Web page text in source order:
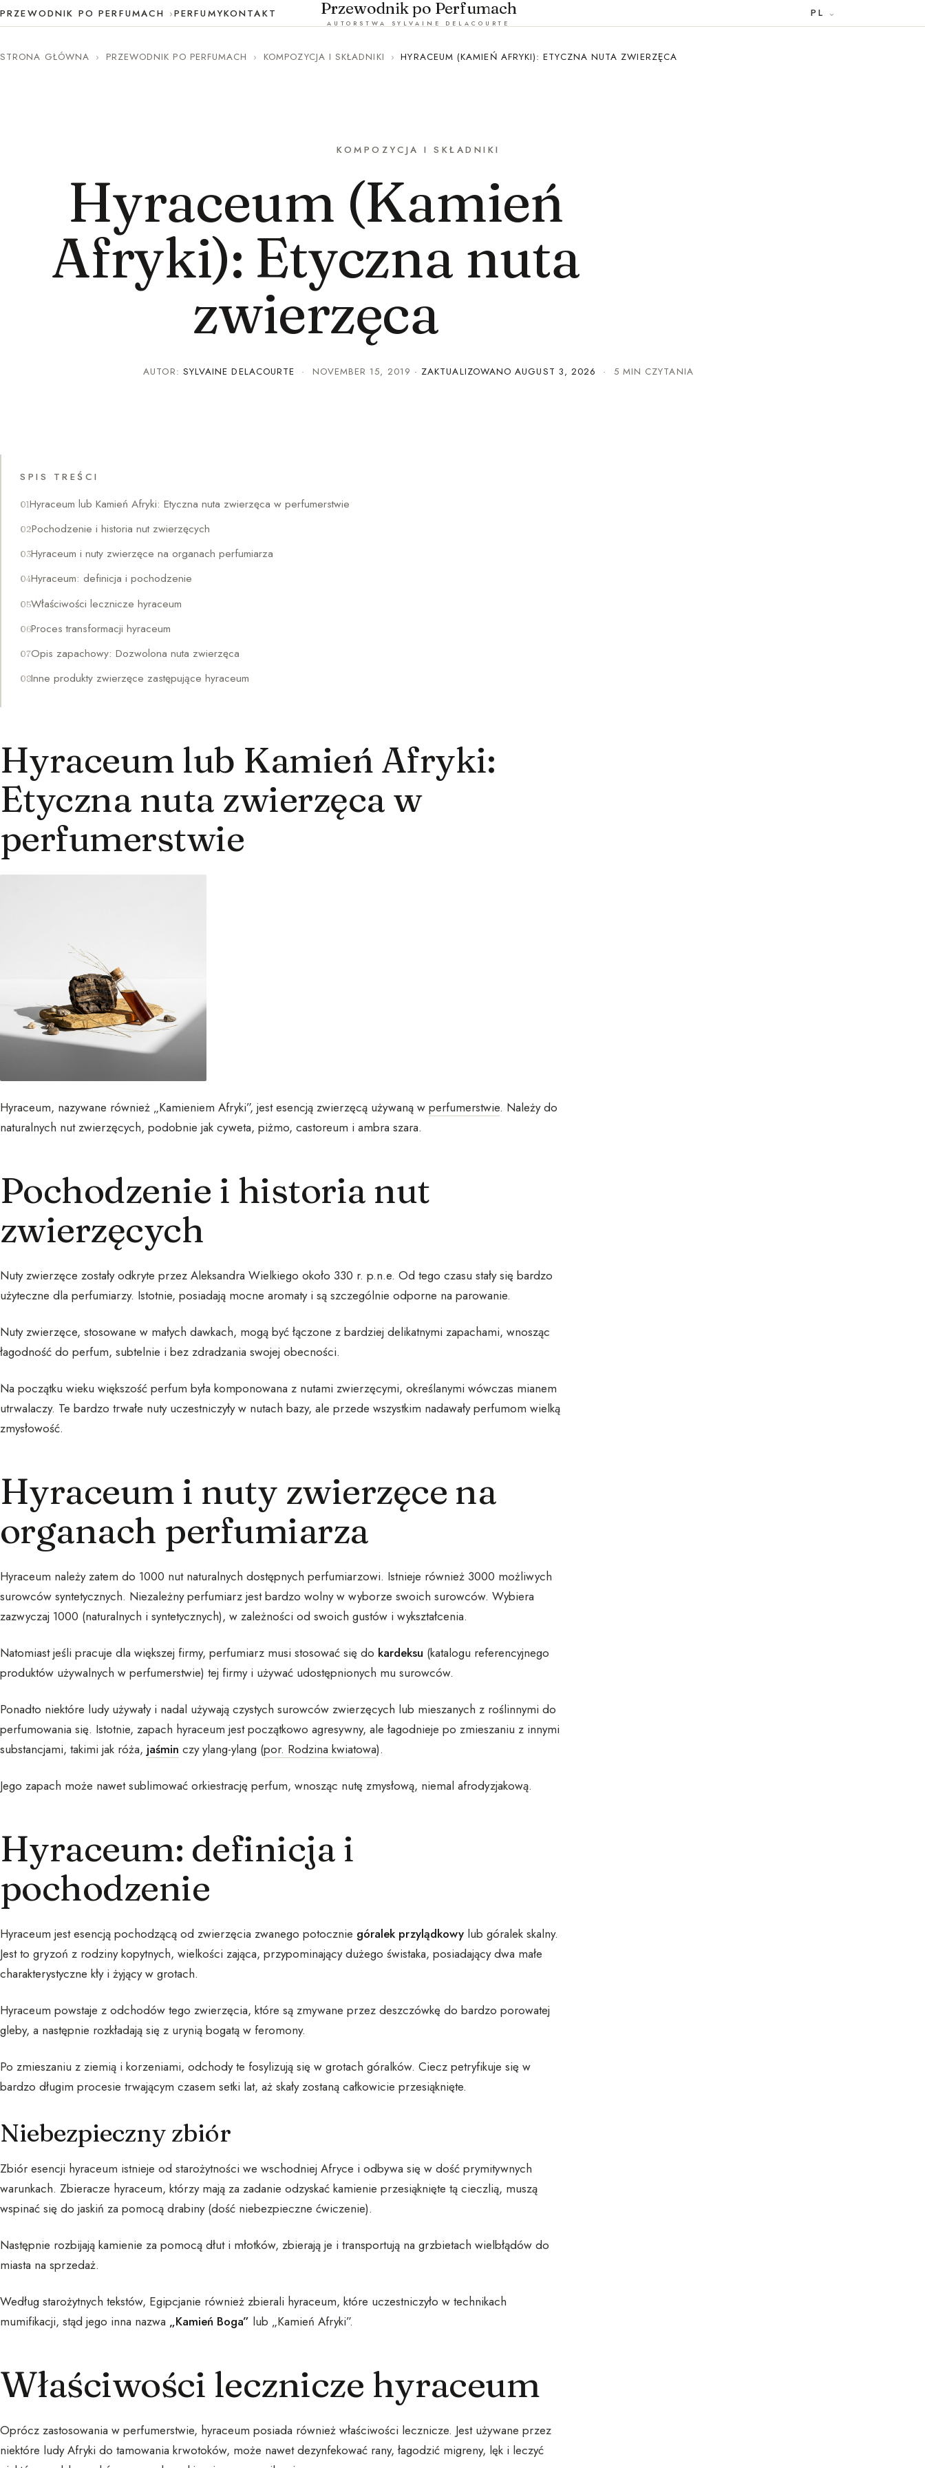
PRZEWODNIK PO PERFUMACH PERFUMYKONTAKT Przewodnik po Perfumach
AUTORSTWA SYLVAINE DELACOURTE
PL
STRONA GŁÓWNA › PRZEWODNIK PO PERFUMACH › KOMPOZYCJA I SKŁADNIKI › HYRACEUM (KAMIEŃ AFRYKI): ETYCZNA NUTA ZWIERZĘCA
KOMPOZYCJA I SKŁADNIKI
Hyraceum (Kamień
Afryki): Etyczna nuta
zwierzęca
AUTOR: SYLVAINE DELACOURTE · NOVEMBER 15, 2019 · ZAKTUALIZOWANOAUGUST 3, 2026 · 5 MIN CZYTANIA
SPIS TREŚCI
Hyraceum lub Kamień Afryki: Etyczna nuta zwierzęca w perfumerstwie
Pochodzenie i historia nut zwierzęcych
Hyraceum i nuty zwierzęce na organach perfumiarza
Hyraceum: definicja i pochodzenie
Właściwości lecznicze hyraceum
Proces transformacji hyraceum
Opis zapachowy: Dozwolona nuta zwierzęca
Inne produkty zwierzęce zastępujące hyraceum
Hyraceum lub Kamień Afryki:
Etyczna nuta zwierzęca w
perfumerstwie
Hyraceum, nazywane również „Kamieniem Afryki”, jest esencją zwierzęcą używaną w perfumerstwie. Należy do
naturalnych nut zwierzęcych, podobnie jak cyweta, piżmo, castoreum i ambra szara.
Pochodzenie i historia nut
zwierzęcych
Nuty zwierzęce zostały odkryte przez Aleksandra Wielkiego około 330 r. p.n.e. Od tego czasu stały się bardzo
użyteczne dla perfumiarzy. Istotnie, posiadają mocne aromaty i są szczególnie odporne na parowanie.
Nuty zwierzęce, stosowane w małych dawkach, mogą być łączone z bardziej delikatnymi zapachami, wnosząc
łagodność do perfum, subtelnie i bez zdradzania swojej obecności.
Na początku wieku większość perfum była komponowana z nutami zwierzęcymi, określanymi wówczas mianem
utrwalaczy. Te bardzo trwałe nuty uczestniczyły w nutach bazy, ale przede wszystkim nadawały perfumom wielką
zmysłowość.
Hyraceum i nuty zwierzęce na
organach perfumiarza
Hyraceum należy zatem do 1000 nut naturalnych dostępnych perfumiarzowi. Istnieje również 3000 możliwych
surowców syntetycznych. Niezależny perfumiarz jest bardzo wolny w wyborze swoich surowców. Wybiera
zazwyczaj 1000 (naturalnych i syntetycznych), w zależności od swoich gustów i wykształcenia.
Natomiast jeśli pracuje dla większej firmy, perfumiarz musi stosować się do kardeksu (katalogu referencyjnego
produktów używalnych w perfumerstwie) tej firmy i używać udostępnionych mu surowców.
Ponadto niektóre ludy używały i nadal używają czystych surowców zwierzęcych lub mieszanych z roślinnymi do
perfumowania się. Istotnie, zapach hyraceum jest początkowo agresywny, ale łagodnieje po zmieszaniu z innymi
substancjami, takimi jak róża, jaśmin czy ylang-ylang (por. Rodzina kwiatowa).
Jego zapach może nawet sublimować orkiestrację perfum, wnosząc nutę zmysłową, niemal afrodyzjakową.
Hyraceum: definicja i
pochodzenie
Hyraceum jest esencją pochodzącą od zwierzęcia zwanego potocznie góralek przylądkowy lub góralek skalny.
Jest to gryzoń z rodziny kopytnych, wielkości zająca, przypominający dużego świstaka, posiadający dwa małe
charakterystyczne kły i żyjący w grotach.
Hyraceum powstaje z odchodów tego zwierzęcia, które są zmywane przez deszczówkę do bardzo porowatej
gleby, a następnie rozkładają się z urynią bogatą w feromony.
Po zmieszaniu z ziemią i korzeniami, odchody te fosylizują się w grotach góralków. Ciecz petryfikuje się w
bardzo długim procesie trwającym czasem setki lat, aż skały zostaną całkowicie przesiąknięte.
Niebezpieczny zbiór
Zbiór esencji hyraceum istnieje od starożytności we wschodniej Afryce i odbywa się w dość prymitywnych
warunkach. Zbieracze hyraceum, którzy mają za zadanie odzyskać kamienie przesiąknięte tą cieczlią, muszą
wspinać się do jaskiń za pomocą drabiny (dość niebezpieczne ćwiczenie).
Następnie rozbijają kamienie za pomocą dłut i młotków, zbierają je i transportują na grzbietach wielbłądów do
miasta na sprzedaż.
Według starożytnych tekstów, Egipcjanie również zbierali hyraceum, które uczestniczyło w technikach
mumifikacji, stąd jego inna nazwa „Kamień Boga” lub „Kamień Afryki”.
Właściwości lecznicze hyraceum
Oprócz zastosowania w perfumerstwie, hyraceum posiada również właściwości lecznicze. Jest używane przez
niektóre ludy Afryki do tamowania krwotoków, może nawet dezynfekować rany, łagodzić migreny, lęk i leczyć